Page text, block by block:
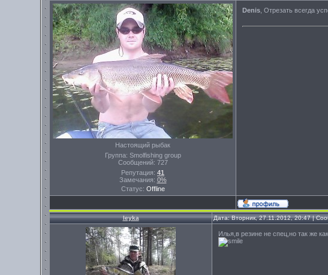
Настоящий рыбак
Группа: Smolfishing group
Сообщений: 727
Репутация: 41
Замечания: 0%
Статус: Offline
Denis , Отрезать всегда
leyka Дата: Вторник, 27.11.2012, 20:47 |
Илья,в резине не спец,но так же